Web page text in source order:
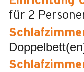
für 2